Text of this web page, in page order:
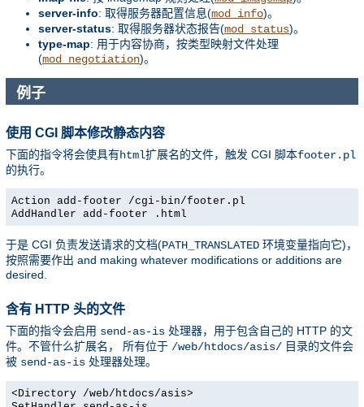
server-info: 取得服务器配置信息(mod_info)。
server-status: 取得服务器状态报告(mod_status)。
type-map: 用于内容协商，按类型映射文件处理
(mod_negotiation)。
例子
使用 CGI 脚本修改静态内容
下面的指令将会使具有html扩展名的文件，触发 CGI 脚本footer.pl
的执行。
Action add-footer /cgi-bin/footer.pl
AddHandler add-footer .html
于是 CGI 负责发送请求的文档(PATH_TRANSLATED 环境变量指向它)，
按照需要作出 and making whatever modifications or additions are
desired.
含有 HTTP 头的文件
下面的指令会启用 send-as-is 处理器，用于包含自己的 HTTP 的文
件。不管什么扩展名， 所有位于 /web/htdocs/asis/ 目录的文件会
被 send-as-is 处理器处理。
<Directory /web/htdocs/asis>